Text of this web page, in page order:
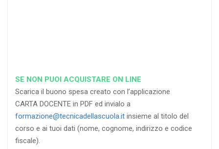
SE NON PUOI ACQUISTARE ON LINE
Scarica il buono spesa creato con l’applicazione
CARTA DOCENTE in PDF ed invialo a
formazione@tecnicadellascuola.it insieme al titolo del
corso e ai tuoi dati (nome, cognome, indirizzo e codice
fiscale).